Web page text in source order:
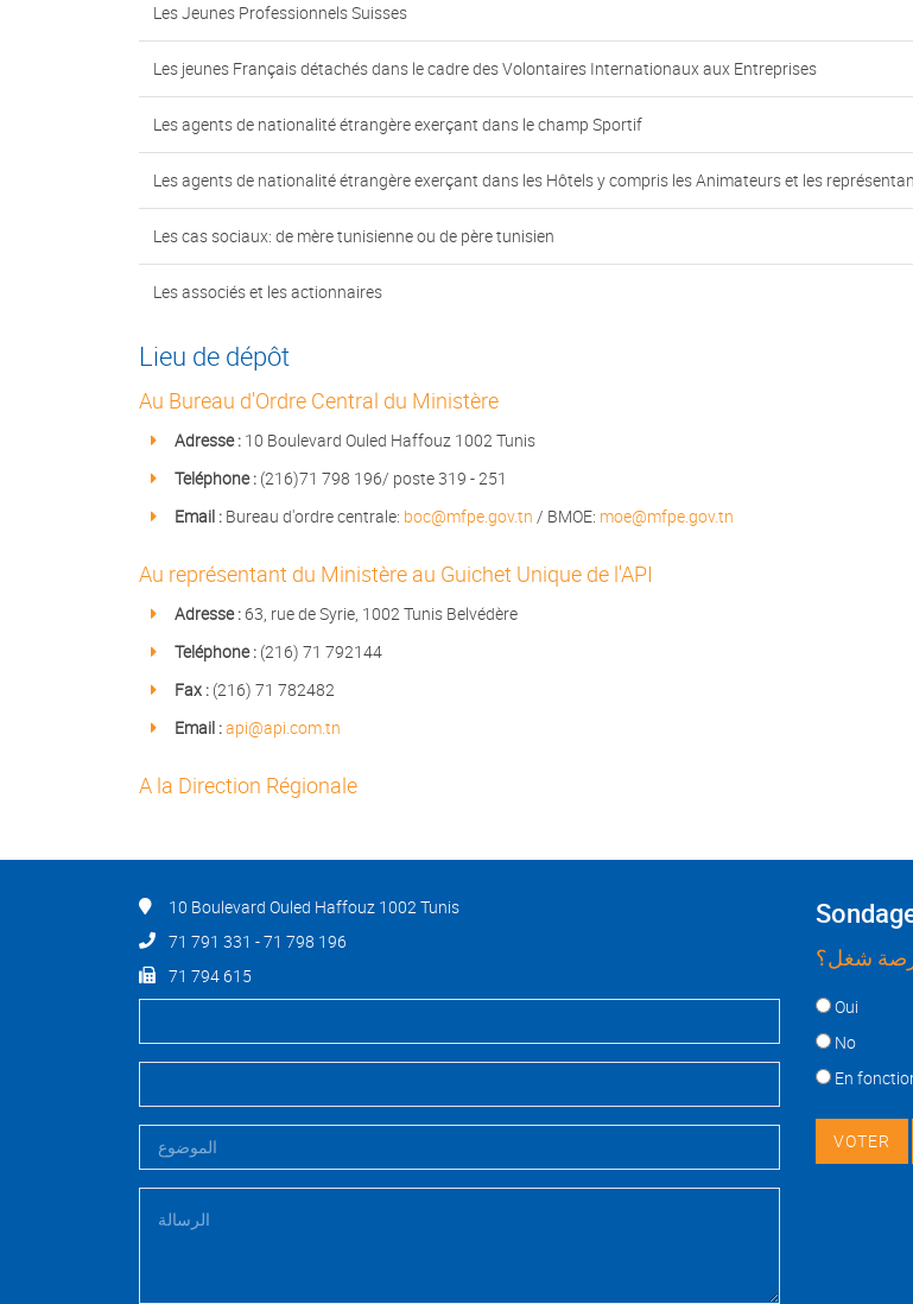
Les Jeunes Professionnels Suisses
Les jeunes Français détachés dans le cadre des Volontaires Internationaux aux Entreprises
Les agents de nationalité étrangère exerçant dans le champ Sportif
Les agents de nationalité étrangère exerçant dans les Hôtels y compris les Animateurs et les
Les cas sociaux: de mère tunisienne ou de père tunisien
Les associés et les actionnaires
Lieu de dépôt
Au Bureau d'Ordre Central du Ministère
Adresse : 10 Boulevard Ouled Haffouz 1002 Tunis
Teléphone : (216)71 798 196/ poste 319 - 251
Email : Bureau d'ordre centrale: boc@mfpe.gov.tn / BMOE: moe@mfpe.gov.tn
Au représentant du Ministère au Guichet Unique de l'API
Adresse : 63, rue de Syrie, 1002 Tunis Belvédère
Teléphone : (216) 71 792144
Fax : (216) 71 782482
Email :api@api.com.tn
A la Direction Régionale
10 Boulevard Ouled Haffouz 1002 Tunis
71 791 331 - 71 798 196
71 794 615
شغل؟
Choices
Oui
No
En